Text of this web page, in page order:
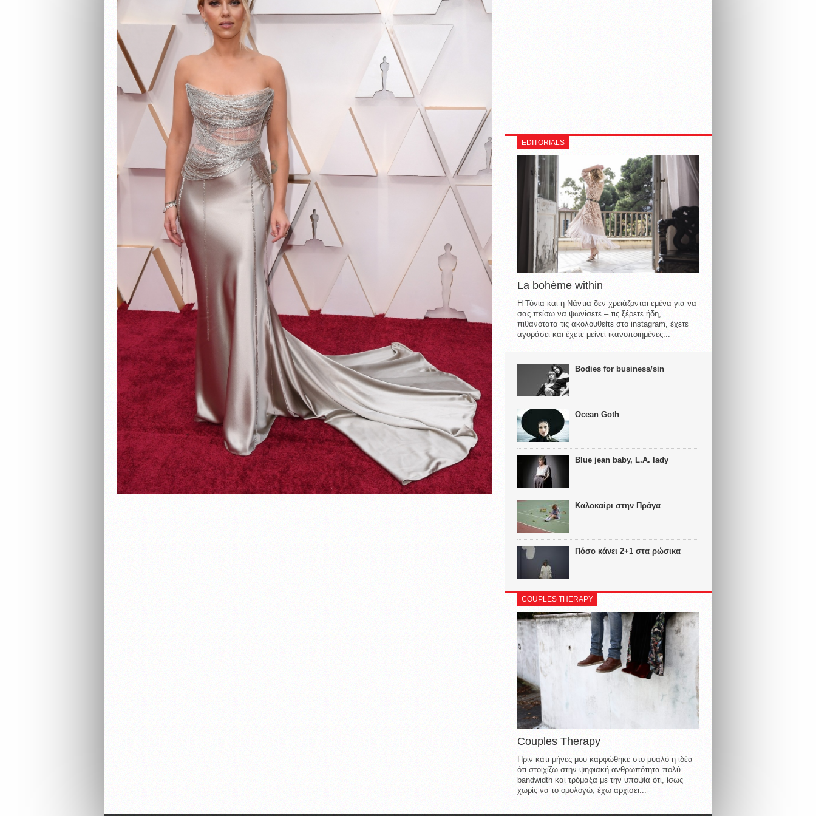
EDITORIALS
La bohème within
Η Τόνια και η Νάντια δεν χρειάζονται εμένα για να
σας πείσω να ψωνίσετε – τις ξέρετε ήδη,
πιθανότατα τις ακολουθείτε στο instagram, έχετε
αγοράσει και έχετε μείνει ικανοποιημένες...
Bodies for business/sin
Ocean Goth
Blue jean baby, L.A. lady
Καλοκαίρι στην Πράγα
Πόσο κάνει 2+1 στα ρώσικα
COUPLES THERAPY
Couples Therapy
Πριν κάτι μήνες μου καρφώθηκε στο μυαλό η ιδέα
ότι στοιχίζω στην ψηφιακή ανθρωπότητα πολύ
bandwidth και τρόμαξα με την υποψία ότι, ίσως
χωρίς να το ομολογώ, έχω αρχίσει...